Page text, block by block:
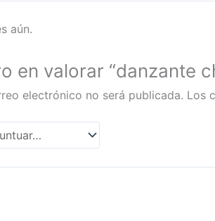
aún.
en valorar “danzante
electrónico no será publicada. Los